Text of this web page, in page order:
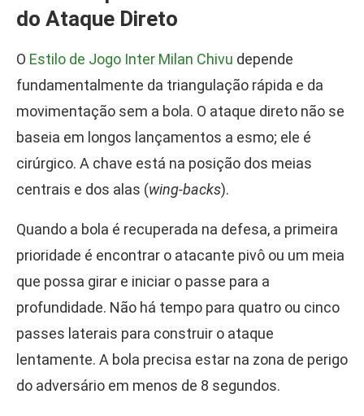
do Ataque Direto
O Estilo de Jogo Inter Milan Chivu depende
fundamentalmente da triangulação rápida e da
movimentação sem a bola. O ataque direto não se
baseia em longos lançamentos a esmo; ele é
cirúrgico. A chave está na posição dos meias
centrais e dos alas (wing-backs).
Quando a bola é recuperada na defesa, a primeira
prioridade é encontrar o atacante pivô ou um meia
que possa girar e iniciar o passe para a
profundidade. Não há tempo para quatro ou cinco
passes laterais para construir o ataque
lentamente. A bola precisa estar na zona de perigo
do adversário em menos de 8 segundos.